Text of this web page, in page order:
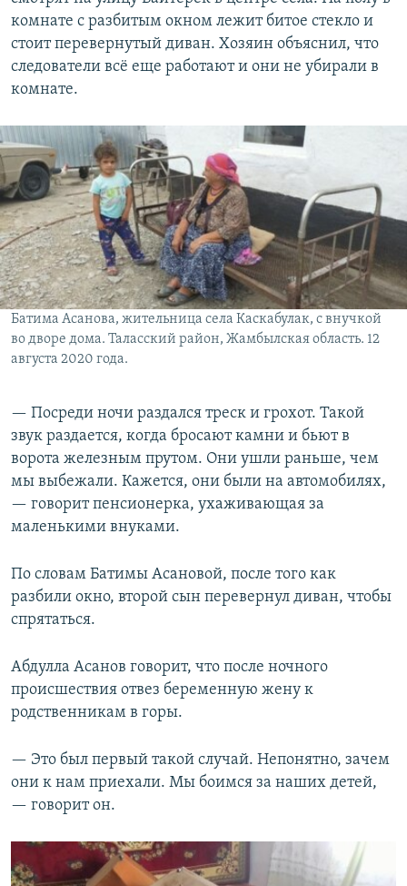
комнате с разбитым окном лежит битое стекло и
стоит перевернутый диван. Хозяин объяснил, что
следователи всё еще работают и они не убирали в
комнате.
Батима Асанова, жительница села Каскабулак, с внучкой
во дворе дома. Таласский район, Жамбылская область. 12
августа 2020 года.
— Посреди ночи раздался треск и грохот. Такой
звук раздается, когда бросают камни и бьют в
ворота железным прутом. Они ушли раньше, чем
мы выбежали. Кажется, они были на автомобилях,
— говорит пенсионерка, ухаживающая за
маленькими внуками.
По словам Батимы Асановой, после того как
разбили окно, второй сын перевернул диван, чтобы
спрятаться.
Абдулла Асанов говорит, что после ночного
происшествия отвез беременную жену к
родственникам в горы.
— Это был первый такой случай. Непонятно, зачем
они к нам приехали. Мы боимся за наших детей,
— говорит он.